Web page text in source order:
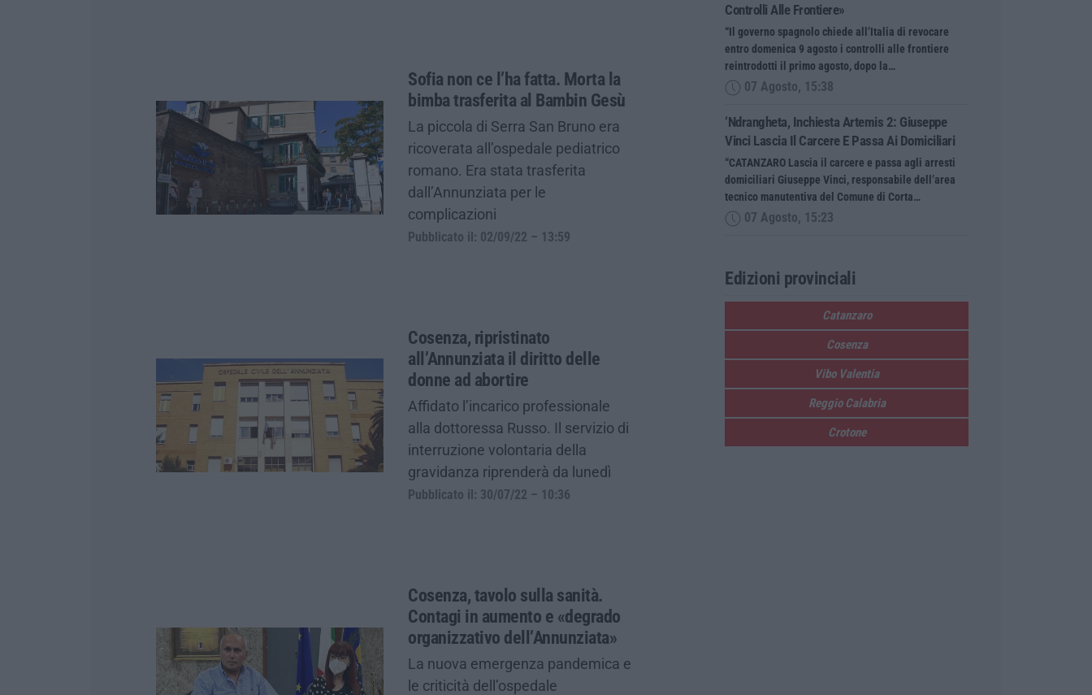
Sofia non ce l’ha fatta. Morta la
bimba trasferita al Bambin Gesù
La piccola di Serra San Bruno era
ricoverata all’ospedale pediatrico
romano. Era stata trasferita
dall’Annunziata per le
complicazioni
Pubblicato il: 02/09/22 – 13:59
Cosenza, ripristinato
all’Annunziata il diritto delle
donne ad abortire
Affidato l’incarico professionale
alla dottoressa Russo. Il servizio di
interruzione volontaria della
gravidanza riprenderà da lunedì
Pubblicato il: 30/07/22 – 10:36
Cosenza, tavolo sulla sanità.
Contagi in aumento e «degrado
organizzativo dell’Annunziata»
La nuova emergenza pandemica e
le criticità dell’ospedale
Controlli Alle Frontiere»
“Il governo spagnolo chiede all’Italia di revocare
entro domenica 9 agosto i controlli alle frontiere
reintrodotti il primo agosto, dopo la…
07 Agosto, 15:38
‘Ndrangheta, Inchiesta Artemis 2: Giuseppe
Vinci Lascia Il Carcere E Passa Ai Domiciliari
“CATANZARO Lascia il carcere e passa agli arresti
domiciliari Giuseppe Vinci, responsabile dell’area
tecnico manutentiva del Comune di Corta…
07 Agosto, 15:23
Edizioni provinciali
Catanzaro
Cosenza
Vibo Valentia
Reggio Calabria
Crotone